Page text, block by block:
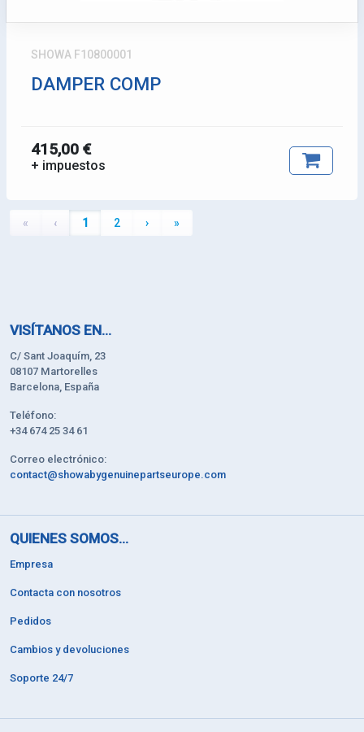
SHOWA F10800001
DAMPER COMP
415,00 €
+ impuestos
« ‹ 1 2 › »
VISÍTANOS EN...
C/ Sant Joaquím, 23
08107 Martorelles
Barcelona, España
Teléfono:
+34 674 25 34 61
Correo electrónico:
contact@showabygenuinepartseurope.com
QUIENES SOMOS...
Empresa
Contacta con nosotros
Pedidos
Cambios y devoluciones
Soporte 24/7